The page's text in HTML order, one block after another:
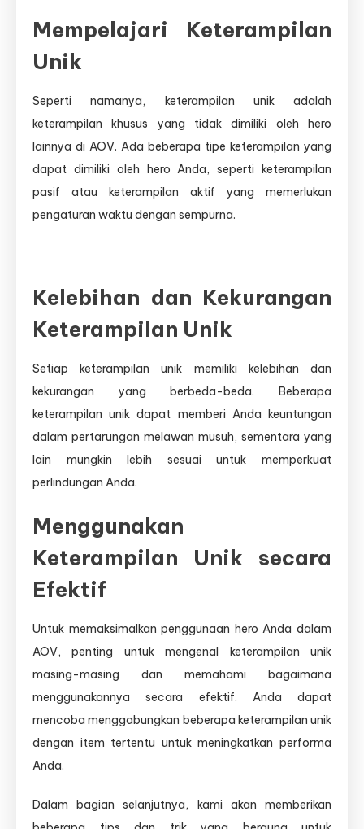
Mempelajari Keterampilan
Unik
Seperti namanya, keterampilan unik adalah
keterampilan khusus yang tidak dimiliki oleh hero
lainnya di AOV. Ada beberapa tipe keterampilan yang
dapat dimiliki oleh hero Anda, seperti keterampilan
pasif atau keterampilan aktif yang memerlukan
pengaturan waktu dengan sempurna.
Kelebihan dan Kekurangan
Keterampilan Unik
Setiap keterampilan unik memiliki kelebihan dan
kekurangan yang berbeda-beda. Beberapa
keterampilan unik dapat memberi Anda keuntungan
dalam pertarungan melawan musuh, sementara yang
lain mungkin lebih sesuai untuk memperkuat
perlindungan Anda.
Menggunakan
Keterampilan Unik secara
Efektif
Untuk memaksimalkan penggunaan hero Anda dalam
AOV, penting untuk mengenal keterampilan unik
masing-masing dan memahami bagaimana
menggunakannya secara efektif. Anda dapat
mencoba menggabungkan beberapa keterampilan unik
dengan item tertentu untuk meningkatkan performa
Anda.
Dalam bagian selanjutnya, kami akan memberikan